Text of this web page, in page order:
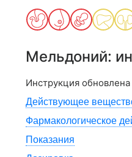
Мельдоний:
Инструкция обновлена
Действующее
Фармакологическое
Показания